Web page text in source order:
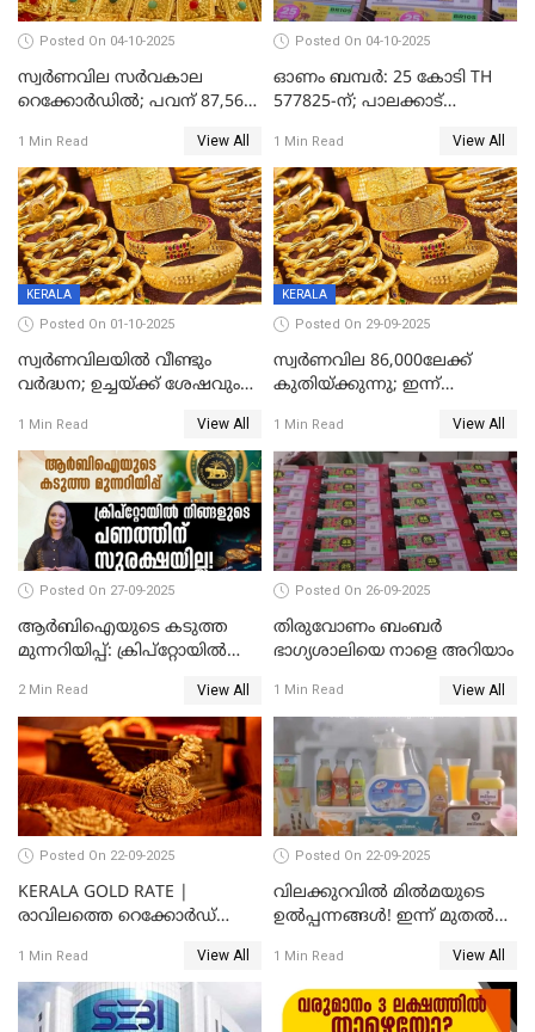
Posted On 04-10-2025
സ്വര്‍ണവില സര്‍വകാല
റെക്കോര്‍ഡില്‍; പവന് 87,560
1 Min Read View All
Posted On 04-10-2025
ഓണം ബമ്പർ: 25 കോടി TH
577825-ന്; പാലക്കാട്
മുന്നിൽ
1 Min Read View All
KERALA
Posted On 01-10-2025
സ്വർണവിലയിൽ വീണ്ടും
വർദ്ധന; ഉച്ചയ്ക്ക് ശേഷവും
കൂടിയത് പവന് 2,760 രൂപ
1 Min Read View All
KERALA
Posted On 29-09-2025
സ്വര്‍ണവില 86,000ലേക്ക്
കുതിയ്ക്കുന്നു; ഇന്ന്
1040 രൂപ
1 Min Read View All
Posted On 27-09-2025
ആർബിഐയുടെ കടുത്ത
മുന്നറിയിപ്പ്: ക്രിപ്റ്റോയിൽ
സുരക്ഷയില്ല!
2 Min Read View All
Posted On 26-09-2025
തിരുവോണം ബംബര്‍
ഭാഗ്യശാലിയെ നാളെ അറിയാം
1 Min Read View All
Posted On 22-09-2025
KERALA GOLD RATE |
രാവിലത്തെ റെക്കോർഡ്
തവണ കൂടി; പവൻ വില
83,000 ലേക്ക്
1 Min Read View All
Posted On 22-09-2025
വിലക്കുറവിൽ മിൽമയുടെ
ഉൽപ്പന്നങ്ങൾ! ഇന്ന് മുതൽ
ഉപഭോക്താക്കൾക്ക്
1 Min Read View All